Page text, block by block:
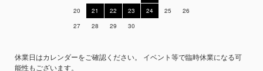
20
21 22 23 24 25
26
27
28 29 30
休業日はカレンダーをご確認ください。 イベント等で臨時休業になる可
能性もございます。